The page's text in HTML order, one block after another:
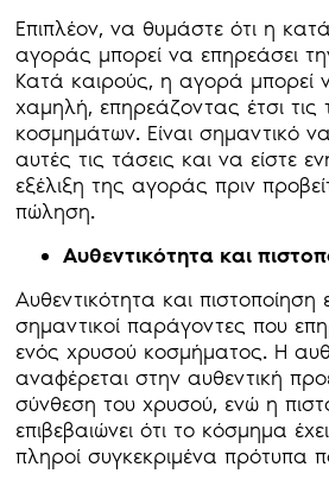
Επιπλέον, να θυμάστε ότι η
αγοράς μπορεί να επηρεάσει
Κατά καιρούς, η αγορά μπορεί
χαμηλή, επηρεάζοντας έτσι τις
κοσμημάτων. Είναι σημαντικό
αυτές τις τάσεις και να είστε
εξέλιξη της αγοράς πριν
πώληση.
Αυθεντικότητα και
Αυθεντικότητα και πιστοποίηση
σημαντικοί παράγοντες που
ενός χρυσού κοσμήματος. Η
αναφέρεται στην αυθεντική
σύνθεση του χρυσού, ενώ η
επιβεβαιώνει ότι το κόσμημα
πληροί συγκεκριμένα πρότυπα